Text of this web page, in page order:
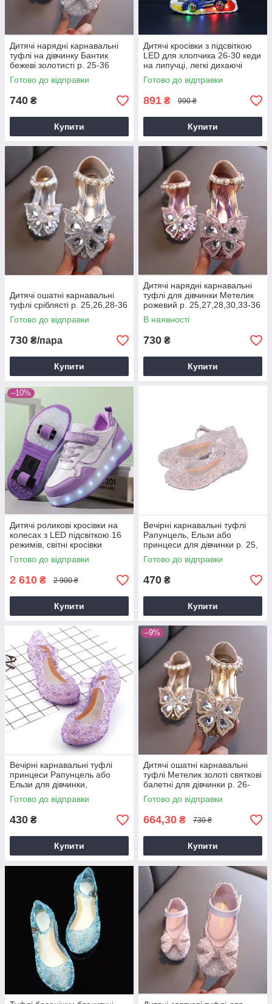
Дитячі нарядні карнавальні
туфлі на дівчинку Бантик
бежеві золотисті р. 25-36
Готово до відправки
740 ₴
Купити
Дитячі кросівки з підсвіткою
LED для хлопчика 26-30 кеди
на липучці, легкі дихаючі
кросівки з колесами дизайн
авто
Готово до відправки
891 ₴ 990 ₴
Купити
Дитячі ошатні карнавальні
туфлі сріблясті р. 25,26,28-36
Готово до відправки
730 ₴/пара
Купити
Дитячі нарядні карнавальні
туфлі для дівчинки Метелик
рожевий р. 25,27,28,30,33-36
В наявності
730 ₴
Купити
–10%
Дитячі роликові кросівки на
колесах з LED підсвіткою 16
режимів, світні кросівки
трансформери для дітей
розміри 30-35,38-40
Готово до відправки
2 610 ₴ 2 900 ₴
Купити
Вечірні карнавальні туфлі
Рапунцель, Ельзи або
принцеси для дівчинки р. 25,
27-34 сріблясті білі
Готово до відправки
470 ₴
Купити
Вечірні карнавальні туфлі
принцеси Рапунцель або
Ельзи для дівчинки,
фіолетові, розміри 29–34
Готово до відправки
430 ₴
Купити
–9%
Дитячі ошатні карнавальні
туфлі Метелик золоті святкові
балетні для дівчинки р. 26-
33,35-36
Готово до відправки
664,30 ₴ 730 ₴
Купити